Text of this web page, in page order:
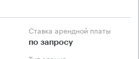
Ставка арендной платы
по запросу